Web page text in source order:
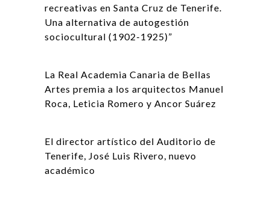
recreativas en Santa Cruz de Tenerife.
Una alternativa de autogestión
sociocultural (1902-1925)”
La Real Academia Canaria de Bellas
Artes premia a los arquitectos Manuel
Roca, Leticia Romero y Ancor Suárez
El director artístico del Auditorio de
Tenerife, José Luis Rivero, nuevo
académico